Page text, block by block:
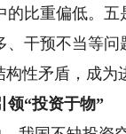
比重偏低。五
干预不当等问
矛盾，成为
领“投资于物”